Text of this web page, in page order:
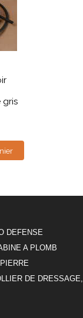
gris
DEFENSE
A PLOMB
DE DRESSAGE,